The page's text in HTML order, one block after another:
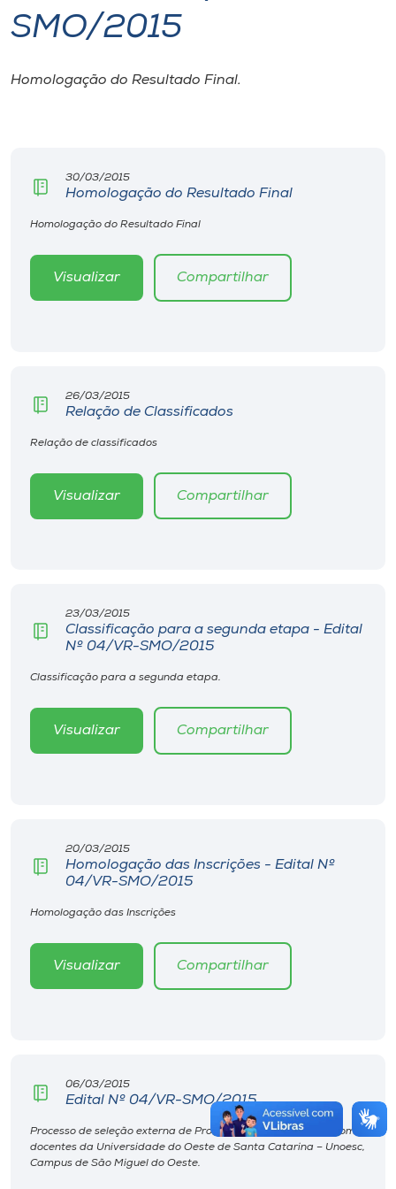
I.nova
Diplomados
CPA
Editora
Museu
Store
SMO/2015
Homologação do Resultado Final.
30/03/2015
Homologação do Resultado Final
Homologação do Resultado Final
Visualizar Compartilhar
26/03/2015
Relação de Classificados
Relação de classificados
Visualizar Compartilhar
23/03/2015
Classificação para a segunda etapa - Edital
Nº 04/VR-SMO/2015
Classificação para a segunda etapa.
Visualizar Compartilhar
20/03/2015
Homologação das Inscrições - Edital Nº
04/VR-SMO/2015
Homologação das Inscrições
Visualizar Compartilhar
06/03/2015
Edital Nº 04/VR-SMO/2015
Processo de seleção externa de Professores para atuarem como
docentes da Universidade do Oeste de Santa Catarina – Unoesc,
Campus de São Miguel do Oeste.